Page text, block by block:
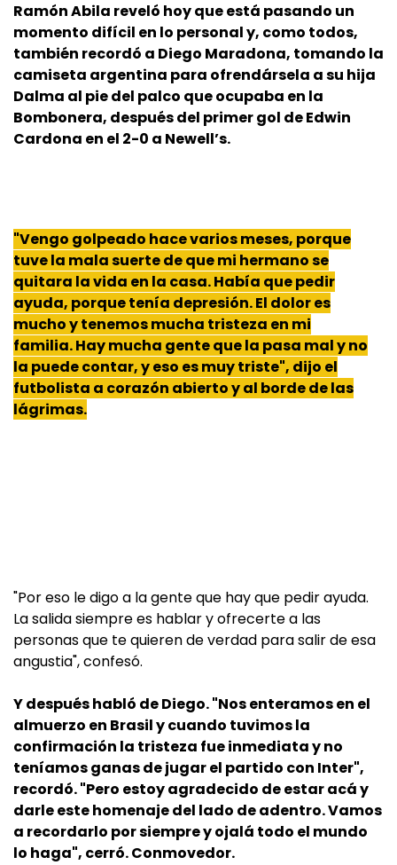
Ramón Abila reveló hoy que está pasando un
momento difícil en lo personal y, como todos,
también recordó a Diego Maradona, tomando la
camiseta argentina para ofrendársela a su hija
Dalma al pie del palco que ocupaba en la
Bombonera, después del primer gol de Edwin
Cardona en el 2-0 a Newell’s.
"Vengo golpeado hace varios meses, porque
tuve la mala suerte de que mi hermano se
quitara la vida en la casa. Había que pedir
ayuda, porque tenía depresión. El dolor es
mucho y tenemos mucha tristeza en mi
familia. Hay mucha gente que la pasa mal y no
la puede contar, y eso es muy triste", dijo el
futbolista a corazón abierto y al borde de las
lágrimas.
"Por eso le digo a la gente que hay que pedir ayuda.
La salida siempre es hablar y ofrecerte a las
personas que te quieren de verdad para salir de esa
angustia", confesó.
Y después habló de Diego. "Nos enteramos en el
almuerzo en Brasil y cuando tuvimos la
confirmación la tristeza fue inmediata y no
teníamos ganas de jugar el partido con Inter",
recordó. "Pero estoy agradecido de estar acá y
darle este homenaje del lado de adentro. Vamos
a recordarlo por siempre y ojalá todo el mundo
lo haga", cerró. Conmovedor.